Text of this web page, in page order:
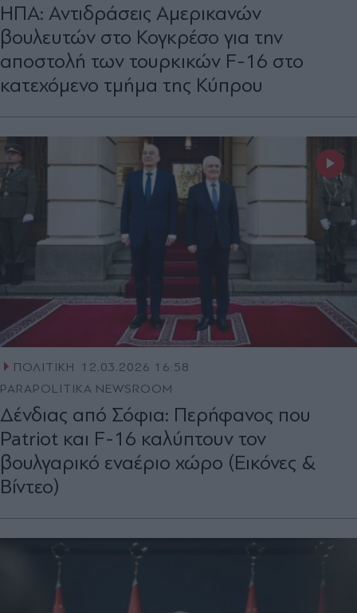
ΗΠΑ: Αντιδράσεις Αμερικανών
βουλευτών στο Κογκρέσο για την
αποστολή των τουρκικών F-16 στο
κατεχόμενο τμήμα της Κύπρου
ΠΟΛΙΤΙΚΗ
12.03.2026 16:58
PARAPOLITIKA NEWSROOM
Δένδιας από Σόφια: Περήφανος που
Patriot και F-16 καλύπτουν τον
βουλγαρικό εναέριο χώρο (Εικόνες &
Βίντεο)